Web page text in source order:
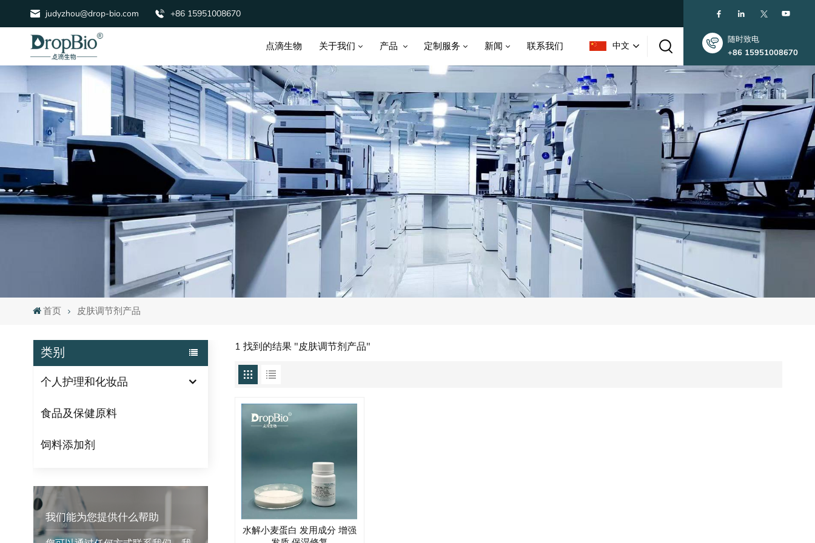
judyzhou@drop-bio.com +86 15951008670
点滴生物 关于我们 产品 定制服务 新闻 联系我们 中文
English
中文
随时致电
+86 15951008670
首页 皮肤调节剂产品
类别
个人护理和化妆品
食品及保健原料
饲料添加剂
我们能为您提供什么帮助
1 找到的结果 "皮肤调节剂产品"
水解小麦蛋白 发用成分 增强